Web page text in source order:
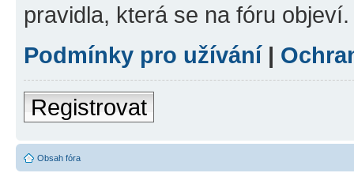
pravidla, která se na fóru objeví.
Podmínky pro užívání |
Registrovat
Obsah fóra